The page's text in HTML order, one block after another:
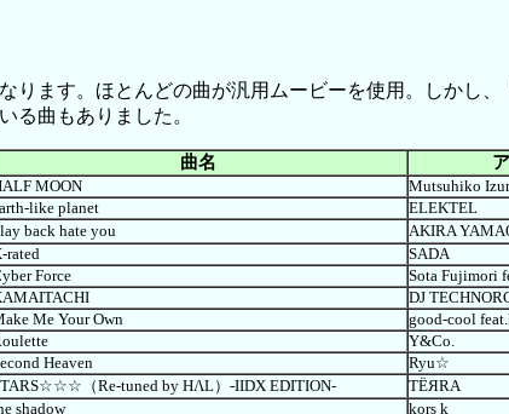
ります。ほとんどの曲が汎用ムービーを使用。しかし
る曲もありました。
曲名
MOON Mutsuhiko
like planet ELEKTEL
back hate you AKIRA
rated SADA
Force Sota Fujimori
DJ
Me Your Own good-cool
Y&Co.
Heaven Ryu☆
（Re-tuned by HΛL）-IIDX EDITION- TЁЯRA
shadow kors k